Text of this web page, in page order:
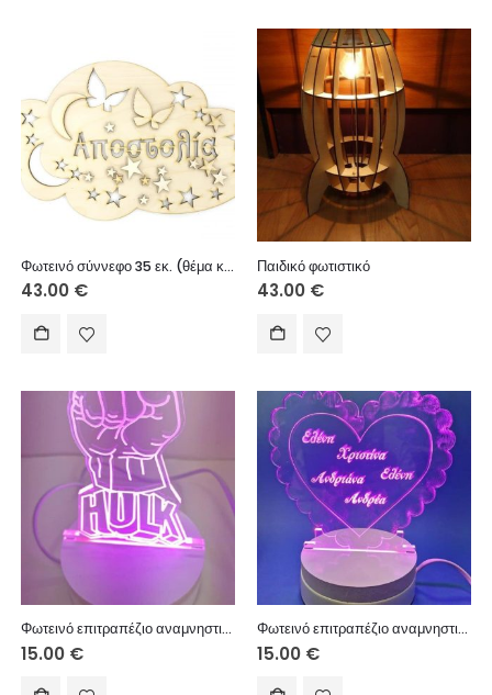
Φωτεινό σύννεφο 35 εκ. (θέμα και όνομα επιλογής σας)
43.00 €
Παιδικό φωτιστικό
43.00 €
Φωτεινό επιτραπέζιο αναμνηστικό με USB πλαστική βάση 10 εκ. (κείμενο επιλογής σας)
15.00 €
Φωτεινό επιτραπέζιο αναμνηστικό με USB πλαστική βάση 10 εκ. (κείμενο επιλογής σας)
15.00 €